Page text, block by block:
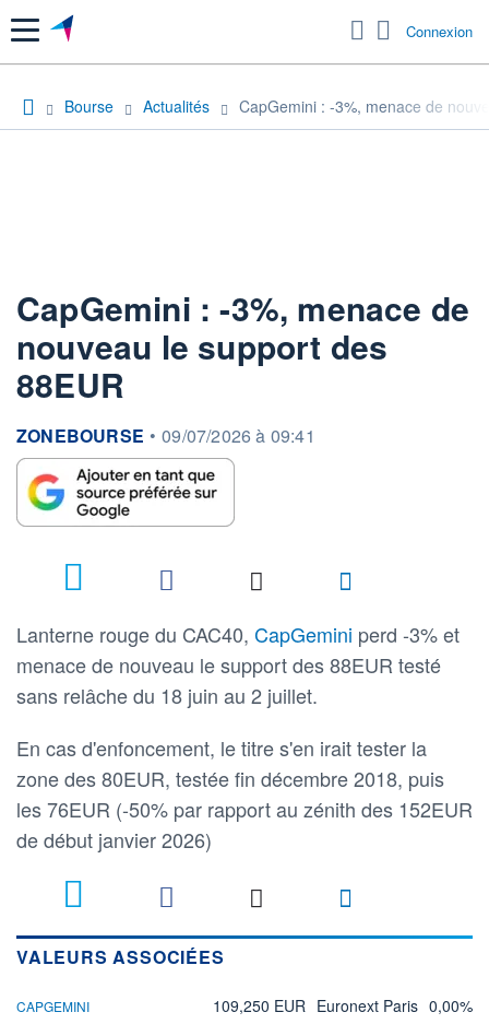
Menu Connexion
Bourse Actualités CapGemini : -3%, menace de
CapGemini : -3%, menace de
nouveau le support des
88EUR
information fournie par
ZONEBOURSE • 09/07/2026 à 09:41
Lanterne rouge du CAC40, CapGemini perd -3% et
menace de nouveau le support des 88EUR testé
sans relâche du 18 juin au 2 juillet.
En cas d'enfoncement, le titre s'en irait tester la
zone des 80EUR, testée fin décembre 2018, puis
les 76EUR (-50% par rapport au zénith des 152EUR
de début janvier 2026)
VALEURS ASSOCIÉES
CAPGEMINI 109,250 EUR Euronext Paris 0,00%